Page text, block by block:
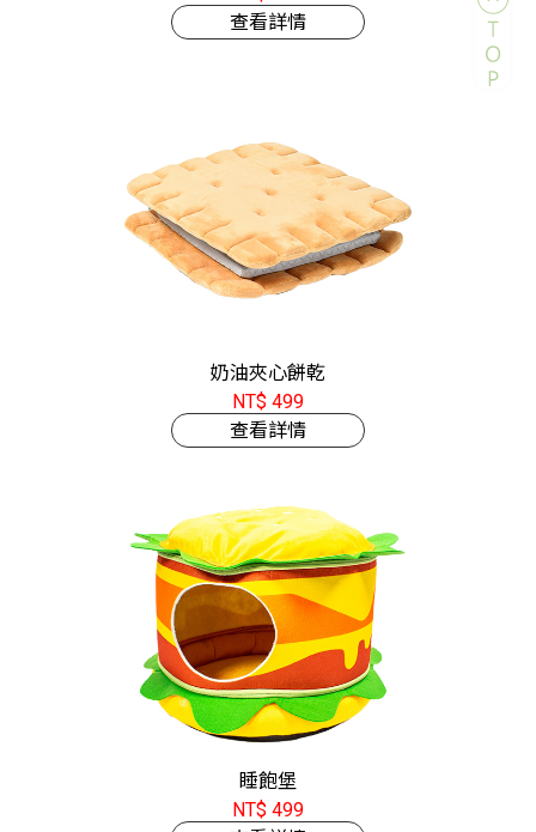
查看詳情
奶油夾心餅乾
NT$ 499
查看詳情
睡飽堡
NT$ 499